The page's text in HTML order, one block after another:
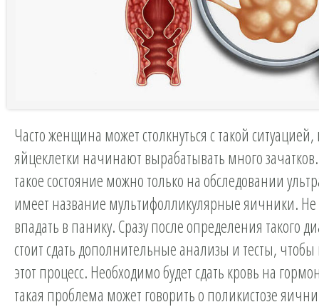
Часто женщина может столкнуться с такой ситуацией,
яйцеклетки начинают вырабатывать много
такое состояние можно только на обследовании
имеет название мультифолликулярные яичники. Не
впадать в панику. Сразу после определения такого
стоит сдать дополнительные анализы и тесты, чтобы
этот процесс. Необходимо будет сдать кровь на
такая проблема может говорить о поликистозе